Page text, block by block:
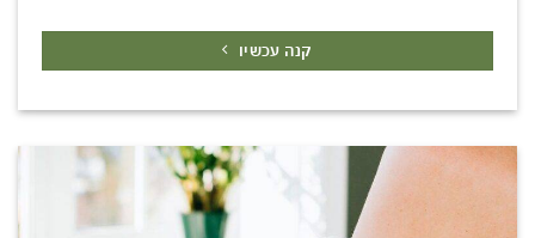
קנה עכשיו